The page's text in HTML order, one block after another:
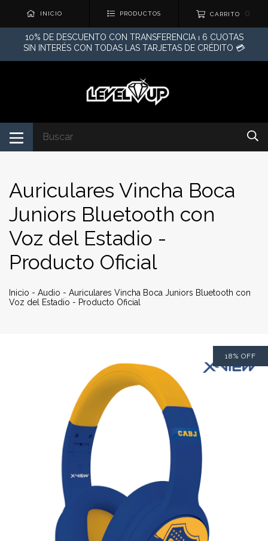
INICIO PRODUCTOS CARRITO 0
10% DE DESCUENTO CON TRANSFERENCIA ⏐ 6 CUOTAS
SIN INTERÉS CON TODAS LAS TARJETAS DE CRÉDITO 💳
Auriculares Vincha Boca
Juniors Bluetooth con
Voz del Estadio -
Producto Oficial
Inicio - Audio - Auriculares Vincha Boca Juniors Bluetooth con
Voz del Estadio - Producto Oficial
18% OFF